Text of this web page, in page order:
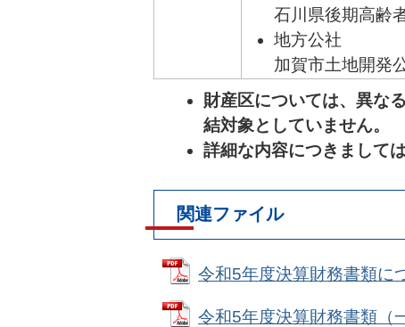
石川県後期高齢
地方公社
加賀市土地開発
第三セクター等
加賀市総合サー
財産区については、異な
結対象としていません。
詳細な内容につきまして
関連ファイル
令和5年度決算財務書類に
令和5年度決算財務書類（